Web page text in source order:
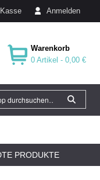
Anmelden
Warenkorb
0 Artikel -0,00 €
PRODUKTE